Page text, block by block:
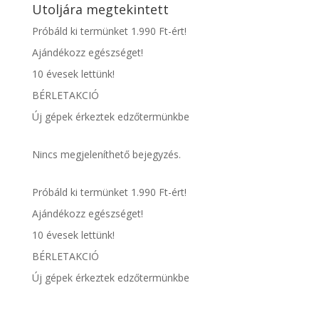
Utoljára megtekintett
Próbáld ki termünket 1.990 Ft-ért!
Ajándékozz egészséget!
10 évesek lettünk!
BÉRLETAKCIÓ
Új gépek érkeztek edzőtermünkbe
Nincs megjeleníthető bejegyzés.
Próbáld ki termünket 1.990 Ft-ért!
Ajándékozz egészséget!
10 évesek lettünk!
BÉRLETAKCIÓ
Új gépek érkeztek edzőtermünkbe